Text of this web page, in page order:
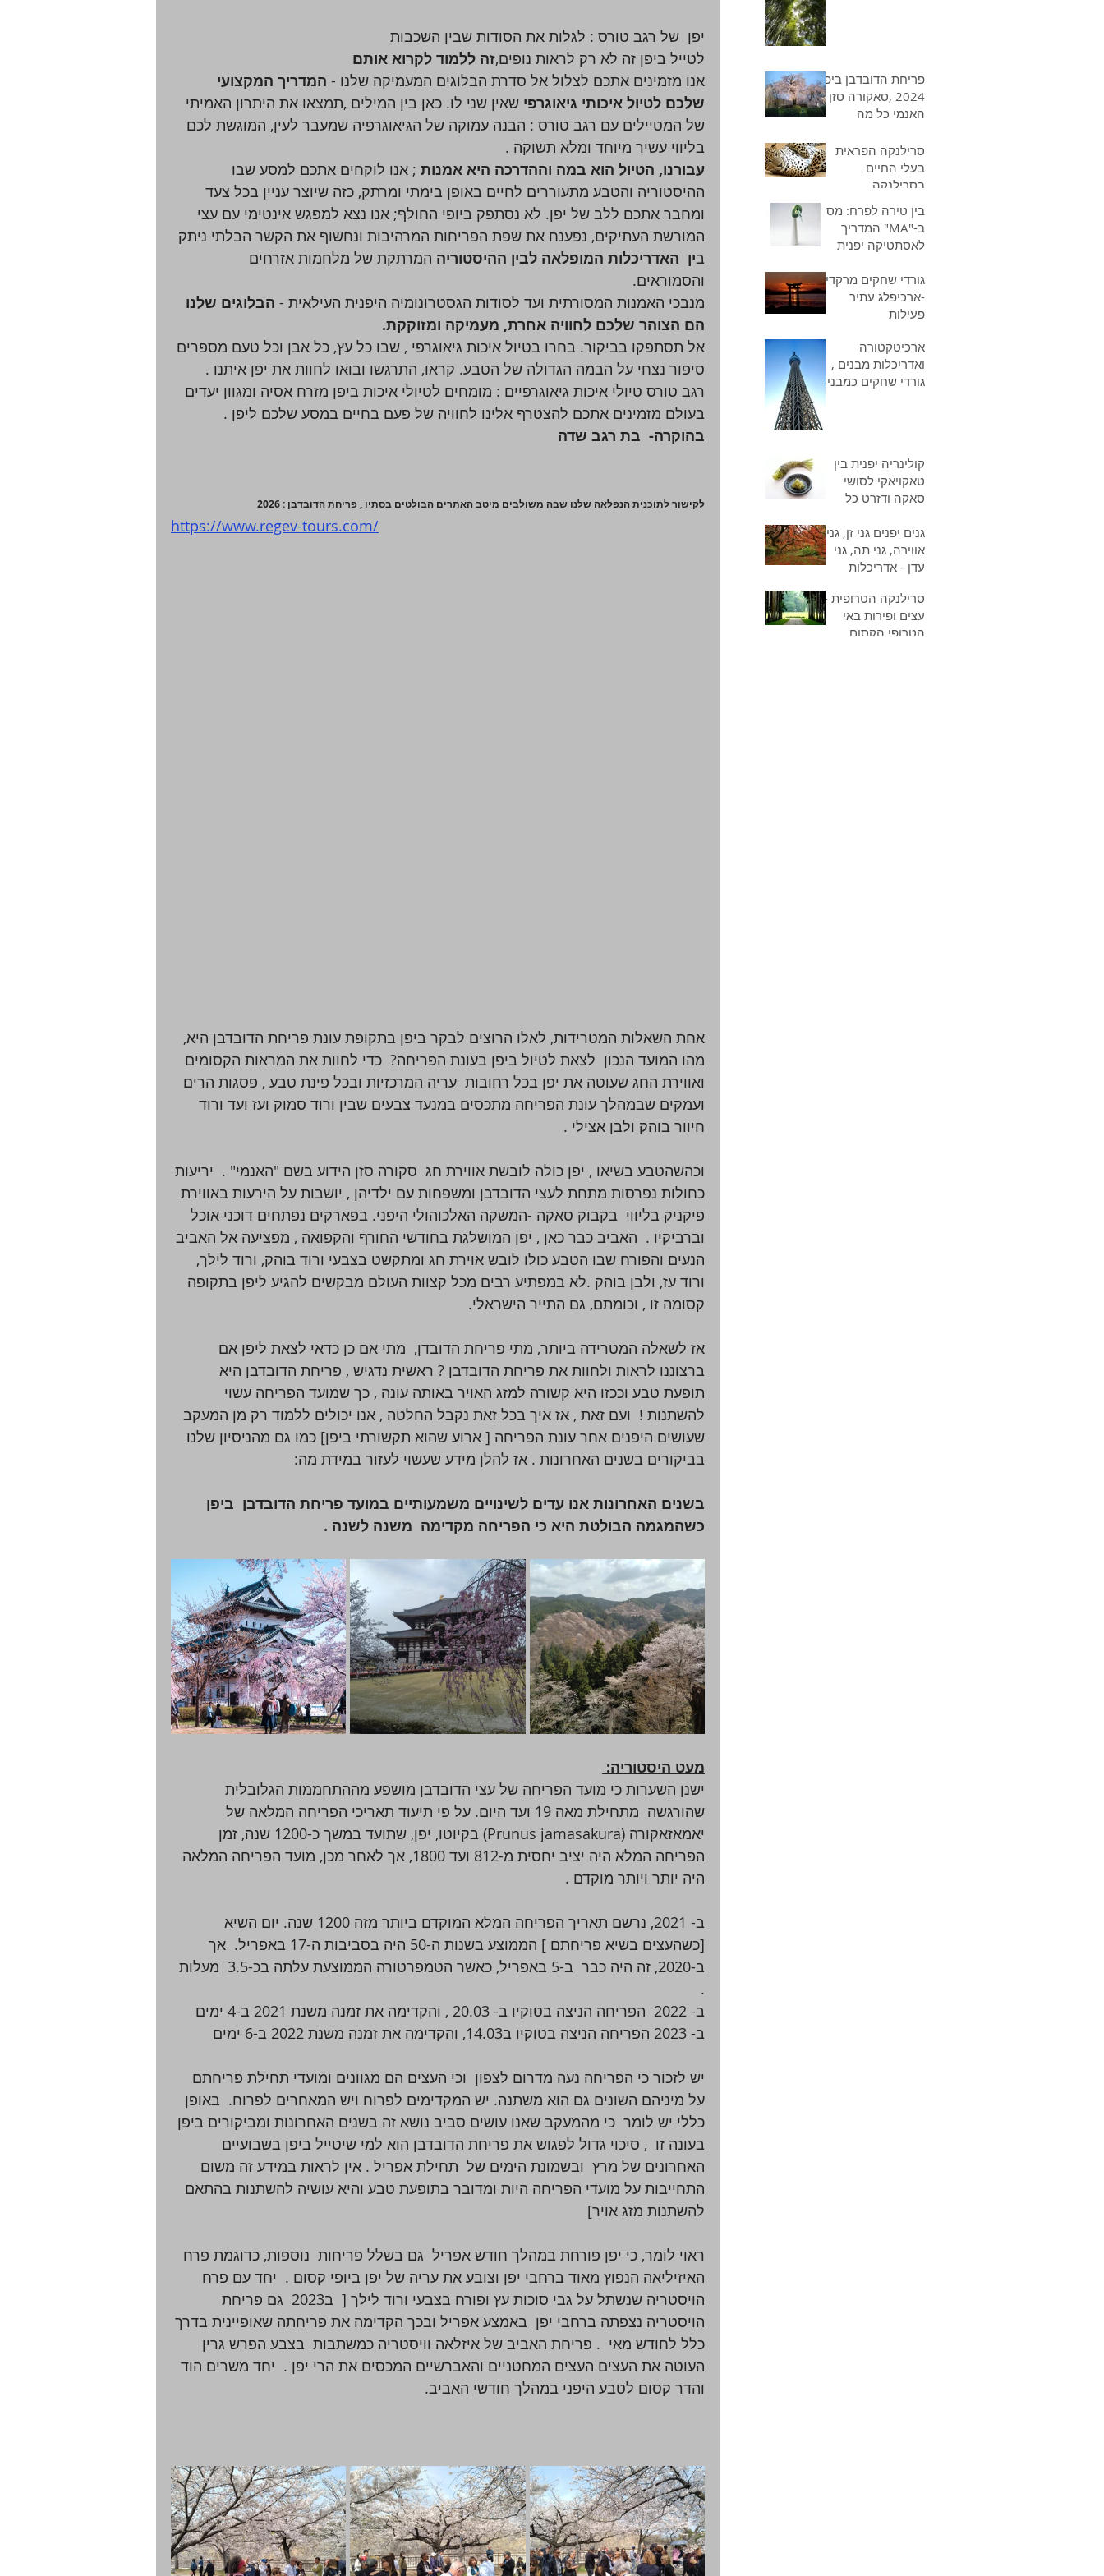
פריחת הדובדבן ביפן
2024 ,סאקורה סזן ,
האנמי כל מה
סרילנקה הפראית
בעלי החיים
בסרילנקה
בין טירה לפרח: מסע
ב-"MA" המדריך
לאסתטיקה יפנית
הטירות,דרך אומנות
המכחול ועד לענף
הפרח
גורדי שחקים מרקדים
-ארכיפלג עתיר
פעילות
הנדסיים
ארכיטקטורה
ואדריכלות מבנים ,
גורדי שחקים כמבנים
קולינריה יפנית בין
טאקויאקי לסושי
סאקה ודזרט כל
הקינוחים,כדאי להכיר
לפני שמבקרים ביפן
גנים יפנים גני זן, גני
אווירה, גני תה, גני
עדן - אדריכלות
אלוהותו של הטבע
סרילנקה הטרופית -
עצים ופירות באי
הטרופי הקסום
יפן  של רגב טורס : לגלות את הסודות שבין השכבות
לטייל ביפן זה לא רק לראות נופים,זה ללמוד לקרוא אותם
אנו מזמינים אתכם לצלול אל סדרת הבלוגים המעמיקה שלנו - המדריך המקצועי
שלכם לטיול איכותי גיאוגרפי שאין שני לו. כאן בין המילים ,תמצאו את היתרון האמיתי
של המטיילים עם רגב טורס : הבנה עמוקה של הגיאוגרפיה שמעבר לעין, המוגשת לכם
בליווי עשיר מיוחד ומלא תשוקה .
עבורנו, הטיול הוא במה וההדרכה היא אמנות ; אנו לוקחים אתכם למסע שבו
ההיסטוריה והטבע מתעוררים לחיים באופן בימתי ומרתק, כזה שיוצר עניין בכל צעד
ומחבר אתכם ללב של יפן. לא נסתפק ביופי החולף; אנו נצא למפגש אינטימי עם עצי
המורשת העתיקים, נפענח את שפת הפריחות המרהיבות ונחשוף את הקשר הבלתי ניתק
בין  האדריכלות המופלאה לבין ההיסטוריה המרתקת של מלחמות אזרחים
והסמוראים.
מנבכי האמנות המסורתית ועד לסודות הגסטרונומיה היפנית העילאית - הבלוגים שלנו
הם הצוהר שלכם לחוויה אחרת, מעמיקה ומזוקקת.
אל תסתפקו בביקור. בחרו בטיול איכות גיאוגרפי , שבו כל עץ, כל אבן וכל טעם מספרים
סיפור נצחי על הבמה הגדולה של הטבע. קראו, התרגשו ובואו לחוות את יפן איתנו .
רגב טורס טיולי איכות גיאוגרפיים : מומחים לטיולי איכות ביפן מזרח אסיה ומגוון יעדים
בעולם מזמינים אתכם להצטרף אלינו לחוויה של פעם בחיים במסע שלכם ליפן .
בהוקרה-  בת רגב שדה
לקישור לתוכנית הנפלאה שלנו שבה משולבים מיטב האתרים הבולטים בסתיו , פריחת הדובדבן : 2026
https://www.regev-tours.com/
אחת השאלות המטרידות, לאלו הרוצים לבקר ביפן בתקופת עונת פריחת הדובדבן היא,
מהו המועד הנכון  לצאת לטיול ביפן בעונת הפריחה?  כדי לחוות את המראות הקסומים
ואווירת החג שעוטה את יפן בכל רחובות  עריה המרכזיות ובכל פינת טבע , פסגות הרים
ועמקים שבמהלך עונת הפריחה מתכסים במנעד צבעים שבין ורוד סמוק ועז ועד ורוד
חיוור בוהק ולבן אצילי .
וכהשהטבע בשיאו , יפן כולה לובשת אווירת חג  סקורה סזן הידוע בשם "האנמי" .  יריעות
כחולות נפרסות מתחת לעצי הדובדבן ומשפחות עם ילדיהן , יושבות על הירעות באווירת
פיקניק בליווי  בקבוק סאקה -המשקה האלכוהולי היפני. בפארקים נפתחים דוכני אוכל
וברביקיו .  האביב כבר כאן , יפן המושלגת בחודשי החורף והקפואה , מפציעה אל האביב
הנעים והפורח שבו הטבע כולו לובש אוירת חג ומתקשט בצבעי ורוד בוהק, ורוד לילך,
ורוד עז, ולבן בוהק .לא במפתיע רבים מכל קצוות העולם מבקשים להגיע ליפן בתקופה
קסומה זו , וכומתם, גם התייר הישראלי.
אז לשאלה המטרידה ביותר, מתי פריחת הדובדן,  מתי אם כן כדאי לצאת ליפן אם
ברצוננו לראות ולחוות את פריחת הדובדבן ? ראשית נדגיש , פריחת הדובדבן היא
תופעת טבע וככזו היא קשורה למזג האויר באותה עונה , כך שמועד הפריחה עשוי
להשתנות !  ועם זאת , אז איך בכל זאת נקבל החלטה , אנו יכולים ללמוד רק מן המעקב
שעושים היפנים אחר עונת הפריחה [ ארוע שהוא תקשורתי ביפן] כמו גם מהניסיון שלנו
בביקורים בשנים האחרונות . אז להלן מידע שעשוי לעזור במידת מה:
בשנים האחרונות אנו עדים לשינויים משמעותיים במועד פריחת הדובדבן  ביפן
כשהמגמה הבולטת היא כי הפריחה מקדימה  משנה לשנה .
מעט היסטוריה:
ישנן השערות כי מועד הפריחה של עצי הדובדבן מושפע מההתחממות הגלובלית
שהורגשה  מתחילת מאה 19 ועד היום. על פי תיעוד תאריכי הפריחה המלאה של
יאמאזאקורה (Prunus jamasakura) בקיוטו, יפן, שתועד במשך כ-1200 שנה, זמן
הפריחה המלא היה יציב יחסית מ-812 ועד 1800, אך לאחר מכן, מועד הפריחה המלאה
היה יותר ויותר מוקדם .
ב- 2021, נרשם תאריך הפריחה המלא המוקדם ביותר מזה 1200 שנה. יום השיא
[כשהעצים בשיא פריחתם ] הממוצע בשנות ה-50 היה בסביבות ה-17 באפריל.  אך
ב-2020, זה היה כבר  ב-5 באפריל, כאשר הטמפרטורה הממוצעת עלתה בכ-3.5  מעלות
.
ב- 2022  הפריחה הניצה בטוקיו ב- 20.03 , והקדימה את זמנה משנת 2021 ב-4 ימים
ב- 2023 הפריחה הניצה בטוקיו ב14.03, והקדימה את זמנה משנת 2022 ב-6 ימים
יש לזכור כי הפריחה נעה מדרום לצפון  וכי העצים הם מגוונים ומועדי תחילת פריחתם
על מיניהם השונים גם הוא משתנה. יש המקדימים לפרוח ויש המאחרים לפרוח.  באופן
כללי יש לומר  כי מהמעקב שאנו עושים סביב נושא זה בשנים האחרונות ומביקורים ביפן
בעונה זו  , סיכוי גדול לפגוש את פריחת הדובדבן הוא למי שיטייל ביפן בשבועיים
האחרונים של מרץ  ובשמונת הימים של  תחילת אפריל . אין לראות במידע זה משום
התחייבות על מועדי הפריחה היות ומדובר בתופעת טבע והיא עושיה להשתנות בהתאם
להשתנות מזג אויר]
ראוי לומר, כי יפן פורחת במהלך חודש אפריל  גם בשלל פריחות  נוספות, כדוגמת פרח
האיזיליאה הנפוץ מאוד ברחבי יפן וצובע את עריה של יפן ביופי קסום .  יחד עם פרח
הויסטריה שנשתל על גבי סוכות עץ ופורח בצבעי ורוד לילך [  ב2023  גם פריחת
הויסטריה נצפתה ברחבי יפן  באמצע אפריל ובכך הקדימה את פריחתה שאופיינית בדרך
כלל לחודש מאי  . פריחת האביב של איזלאה וויסטריה כמשתבות  בצבע הפרש גרין
העוטה את העצים העצים המחטניים והאברשיים המכסים את הרי יפן .  יחד משרים הוד
והדר קסום לטבע היפני במהלך חודשי האביב.